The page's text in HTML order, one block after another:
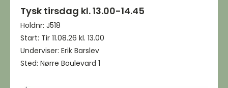
Tysk tirsdag kl. 13.00-14.45
Holdnr: J518
Start: Tir 11.08.26 kl. 13.00
Underviser: Erik Barslev
Sted: Nørre Boulevard 1